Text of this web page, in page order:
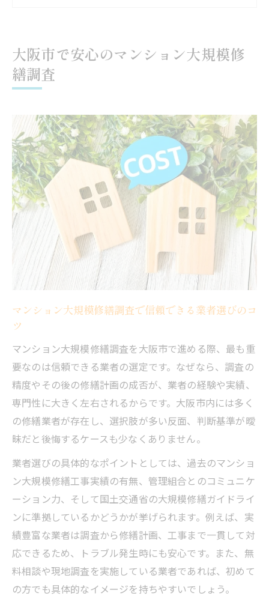
トラブル回避に効くマンション大規模修繕
ェックポイント
費用相場を知るならマンション大規模修繕調査
マンション大規模修繕調査の費用相場を正
しく把握する方法
費用見積もり前に知っておきたいマンショ
ン大規模修繕調査
マンション大規模修繕調査の費用内訳と節
約ポイント
マンション大規模修繕調査で予算オーバー
を防ぐポイント
費用相場とマンション大規模修繕調査の違
マンション管理組合が押さえるべき調査の流れ
マンション大規模修繕調査の基本的な流れ
を徹底解説
管理組合が知るべきマンション大規模修繕
調査の進行工程
マンション大規模修繕調査の準備から実施
までの流れ
マンション大規模修繕調査に必要な管理組
合の役割とは
マンション大規模修繕調査後の管理組合の
対応ポイント
失敗しないマンション大規模修繕調査の選び方
マンション大規模修繕調査で信頼できるコ
ンサル選び
大阪市で安心のマンション大規模修
繕調査
マンション大規模修繕調査で信頼できる業者選びのコ
ツ
マンション大規模修繕調査を大阪市で進める際、最も重
要なのは信頼できる業者の選定です。なぜなら、調査の
精度やその後の修繕計画の成否が、業者の経験や実績、
専門性に大きく左右されるからです。大阪市内には多く
の修繕業者が存在し、選択肢が多い反面、判断基準が曖
昧だと後悔するケースも少なくありません。
業者選びの具体的なポイントとしては、過去のマンショ
ン大規模修繕工事実績の有無、管理組合とのコミュニケ
ーション力、そして国土交通省の大規模修繕ガイドライ
ンに準拠しているかどうかが挙げられます。例えば、実
績豊富な業者は調査から修繕計画、工事まで一貫して対
応できるため、トラブル発生時にも安心です。また、無
料相談や現地調査を実施している業者であれば、初めて
の方でも具体的なイメージを持ちやすいでしょう。